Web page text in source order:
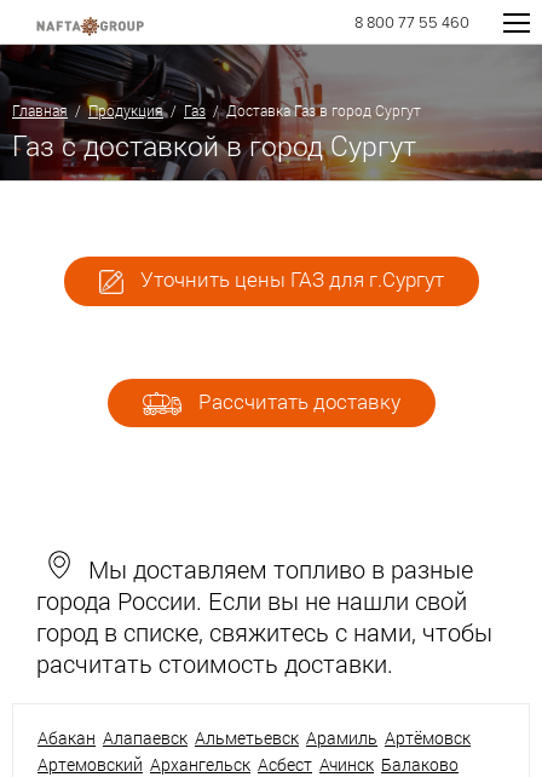
8 800 77 55 460
Главная /Продукция/ Газ / Доставка Газ в город Сургут
Газ с доставкой в город Сургут
Уточнить цены ГАЗ для г.Сургут
Рассчитать доставку
Мы доставляем топливо в разные
города России. Если вы не нашли свой
город в списке, свяжитесь с нами, чтобы
расчитать стоимость доставки.
Абакан Алапаевск Альметьевск Арамиль Артёмовск
Артемовский Архангельск Асбест Ачинск Балаково